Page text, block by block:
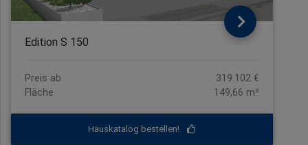
Edition S 150
Preis ab
319.102 €
Fläche
149,66 m²
Hauskatalog bestellen!